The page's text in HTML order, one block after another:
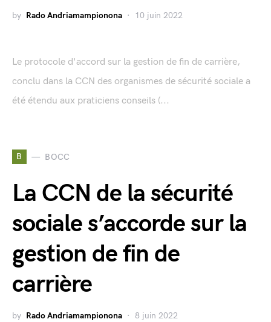
by Rado Andriamampionona 10 juin 2022
Le protocole d'accord sur la gestion de fin de carrière,
conclu dans la CCN des organismes de sécurité sociale a
été étendu aux praticiens conseils (...
B BOCC
La CCN de la sécurité
sociale s’accorde sur la
gestion de fin de
carrière
by Rado Andriamampionona 8 juin 2022